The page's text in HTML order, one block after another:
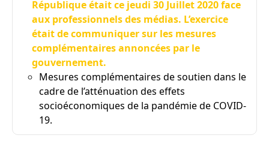
République était ce jeudi 30 Juillet 2020 face
aux professionnels des médias. L’exercice
était de communiquer sur les mesures
complémentaires annoncées par le
gouvernement.
Mesures complémentaires de soutien dans le
cadre de l’atténuation des effets
socioéconomiques de la pandémie de COVID-
19.